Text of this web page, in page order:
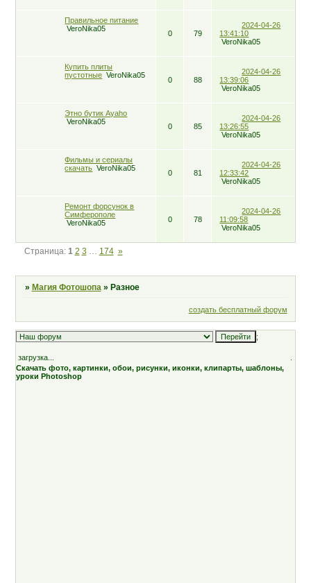
Правильное питание
VeroNika05
0 79
2024-04-26
13:41:10
VeroNika05
Купить плиты
пустотные VeroNika05
0 88
2024-04-26
13:39:06
VeroNika05
Этно бутик Ayaho
VeroNika05
0 85
2024-04-26
13:26:55
VeroNika05
Фильмы и сериалы
скачать VeroNika05
0 81
2024-04-26
12:33:42
VeroNika05
Ремонт форсунок в
Симферополе
VeroNika05
0 78
2024-04-26
11:09:58
VeroNika05
Страница: 1 2 3 174 »
» Магия Фотошопа » Разное
создать бесплатный форум
;
загрузка...
Скачать фото, картинки, обои, рисунки, иконки, клипарты, шаблоны,
уроки Photoshop